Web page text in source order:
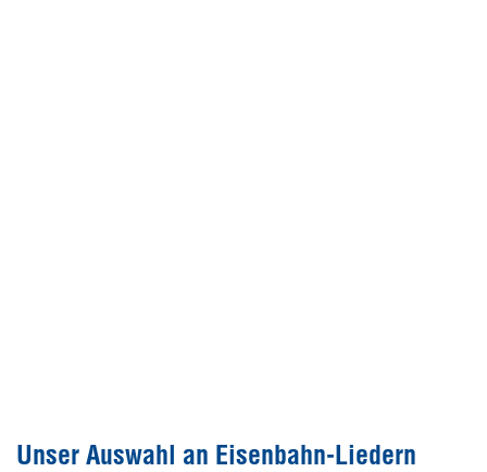
Unser Auswahl an Eisenbahn-Liedern